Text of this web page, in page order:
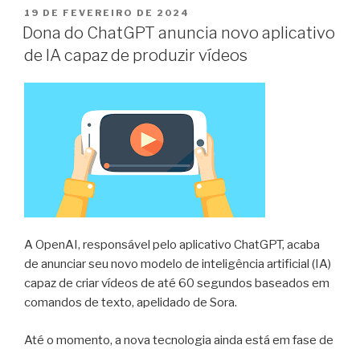
19 DE FEVEREIRO DE 2024
Dona do ChatGPT anuncia novo aplicativo
de IA capaz de produzir vídeos
A OpenAI, responsável pelo aplicativo ChatGPT, acaba
de anunciar seu novo modelo de inteligência artificial (IA)
capaz de criar vídeos de até 60 segundos baseados em
comandos de texto, apelidado de Sora.
Até o momento, a nova tecnologia ainda está em fase de